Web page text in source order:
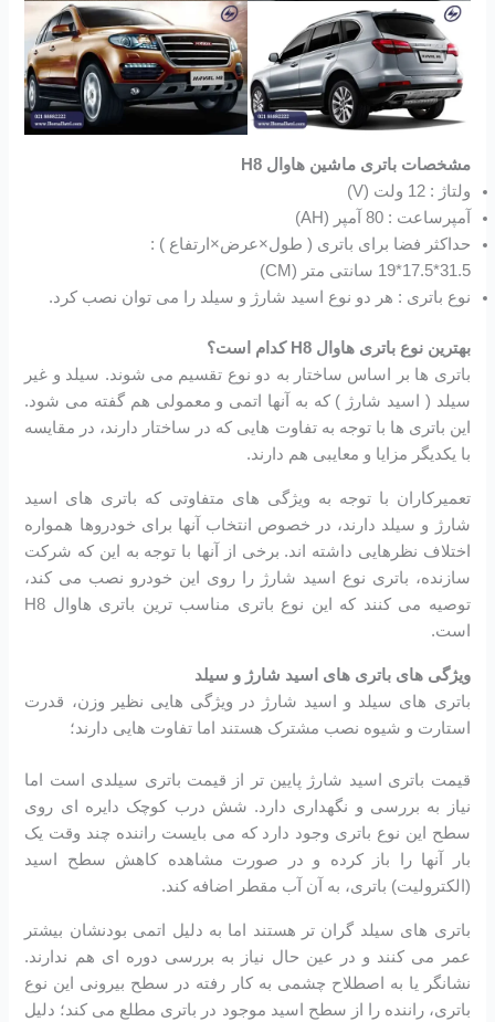
مشخصات باتری ماشین هاوال H8
ولتاژ : 12 ولت (V)
آمپرساعت : 80 آمپر (AH)
حداکثر فضا برای باتری ( طول×عرض×ارتفاع ) :
31.5*17.5*19 سانتی متر (CM)
نوع باتری : هر دو نوع اسید شارژ و سیلد را می توان نصب کرد.
بهترین نوع باتری هاوال H8 کدام است؟
باتری ها بر اساس ساختار به دو نوع تقسیم می شوند. سیلد و غیر
سیلد ( اسید شارژ ) که به آنها اتمی و معمولی هم گفته می شود.
این باتری ها با توجه به تفاوت هایی که در ساختار دارند، در مقایسه
با یکدیگر مزایا و معایبی هم دارند.
تعمیرکاران با توجه به ویژگی های متفاوتی که باتری های اسید
شارژ و سیلد دارند، در خصوص انتخاب آنها برای خودروها همواره
اختلاف نظرهایی داشته اند. برخی از آنها با توجه به این که شرکت
سازنده، باتری نوع اسید شارژ را روی این خودرو نصب می کند،
توصیه می کنند که این نوع باتری مناسب ترین باتری هاوال H8
است.
ویژگی های باتری های اسید شارژ و سیلد
باتری های سیلد و اسید شارژ در ویژگی هایی نظیر وزن، قدرت
استارت و شیوه نصب مشترک هستند اما تفاوت هایی دارند؛
قیمت باتری اسید شارژ پایین تر از قیمت باتری سیلدی است اما
نیاز به بررسی و نگهداری دارد. شش درب کوچک دایره ای روی
سطح این نوع باتری وجود دارد که می بایست راننده چند وقت یک
بار آنها را باز کرده و در صورت مشاهده کاهش سطح اسید
(الکترولیت) باتری، به آن آب مقطر اضافه کند.
باتری های سیلد گران تر هستند اما به دلیل اتمی بودنشان بیشتر
عمر می کنند و در عین حال نیاز به بررسی دوره ای هم ندارند.
نشانگر یا به اصطلاح چشمی به کار رفته در سطح بیرونی این نوع
باتری، راننده را از سطح اسید موجود در باتری مطلع می کند؛ دلیل